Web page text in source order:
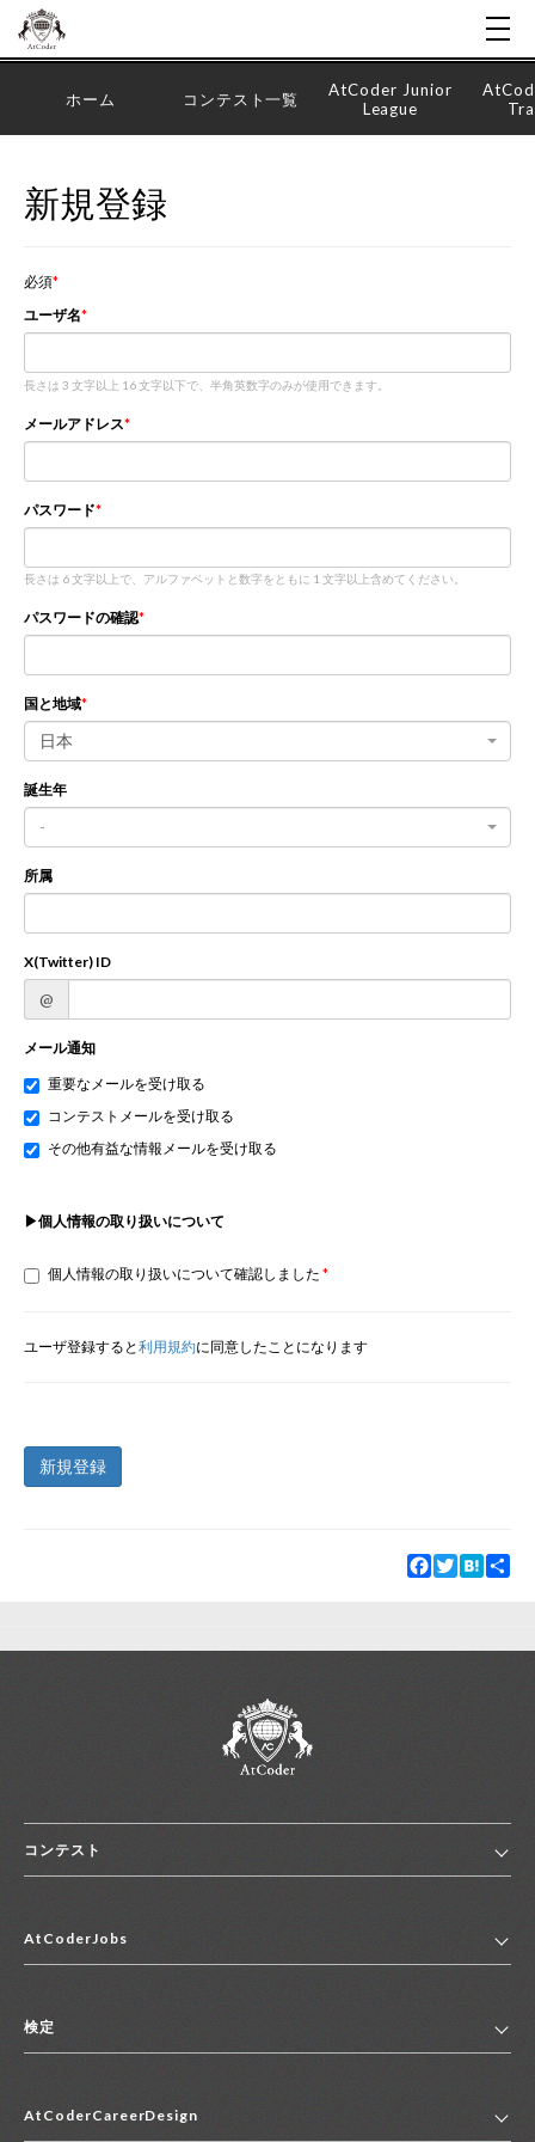
ホーム コンテスト一覧
AtCoder Junior
League
新規登録
必須
ユーザ名
長さは 3 文字以上 16 文字以下で、半角英数字のみが使用できます。
メールアドレス
パスワード
長さは 6 文字以上で、アルファベットと数字をともに 1 文字以上含めてください。
パスワードの確認
国と地域
日本
誕生年
-
所属
X(Twitter) ID
@
メール通知
重要なメールを受け取る
コンテストメールを受け取る
その他有益な情報メールを受け取る
▶個人情報の取り扱いについて
個人情報の取り扱いについて確認しました
ユーザ登録すると利用規約に同意したことになります
新規登録
Facebook
TwitterHatena
コンテスト
コンテスト一覧
便利リンク集
AtCoderJobs
2027年新卒採用求人一覧
中途採用求人一覧
検定
マイページ
AtCoderCareerDesign